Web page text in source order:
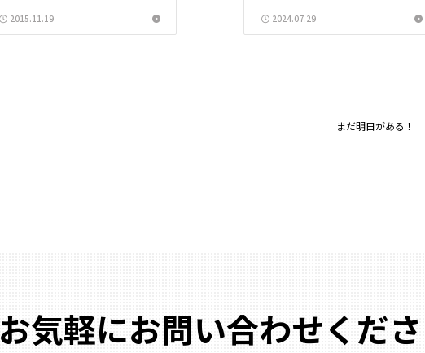
2015.11.19
にいるのは苦手です。実際...
2024.07.29
まだ明日がある！
お気軽にお問い合わせくだ